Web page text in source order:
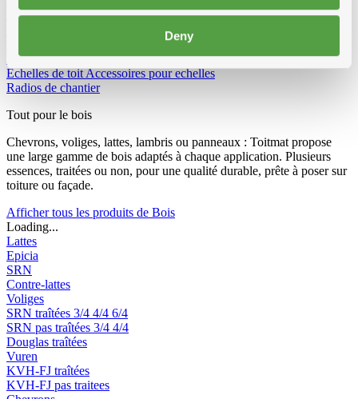
Deny
Equipement de chantier
Echelles et passerelles de travailEchelles 2-parties convertibles
Escabeau double
Echafaudage RoulantEchafaudage pliablePasserelle de travail
Echelles de toitAccessoires pour echelles
Radios de chantier
Tout pour le bois
Chevrons, voliges, lattes, lambris ou panneaux : Toitmat propose
une large gamme de bois adaptés à chaque application. Plusieurs
essences, traitées ou non, pour une qualité durable, prête à poser sur
toiture ou façade.
Afficher tous les produits de Bois
Loading...
Lattes
Epicia
SRN
Contre-lattes
Voliges
SRN traîtées 3/4 4/4 6/4
SRN pas traîtées 3/4 4/4
Douglas traîtées
Vuren
KVH-FJ traîtées
KVH-FJ pas traitees